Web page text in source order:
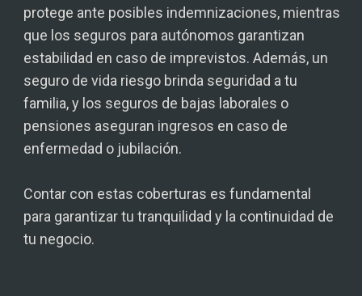
protege ante posibles indemnizaciones, mientras
que los seguros para autónomos garantizan
estabilidad en caso de imprevistos. Además, un
seguro de vida riesgo brinda seguridad a tu
familia, y los seguros de bajas laborales o
pensiones aseguran ingresos en caso de
enfermedad o jubilación.
Contar con estas coberturas es fundamental
para garantizar tu tranquilidad y la continuidad de
tu negocio.